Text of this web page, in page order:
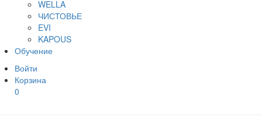
WELLA
ЧИСТОВЬЕ
EVI
KAPOUS
Обучение
Войти
Корзина
0